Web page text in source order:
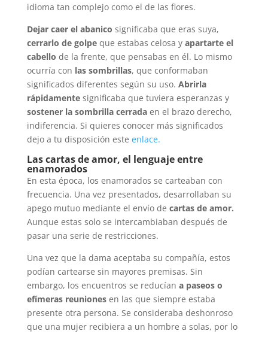
idioma tan complejo como el de las flores.
Dejar caer el abanico significaba que eras suya,
cerrarlo de golpeque estabas celosa y apartarte el
cabello de la frente, que pensabas en él. Lo mismo
ocurría con las sombrillas, que conformaban
significados diferentes según su uso. Abrirla
rápidamentesignificaba que tuviera esperanzas y
sostener la sombrilla cerradaen el brazo derecho,
indiferencia. Si quieres conocer más significados
dejo a tu disposición este enlace.
Las cartas de amor, el lenguaje entre
enamorados
En esta época, los enamorados se carteaban con
frecuencia. Una vez presentados, desarrollaban su
apego mutuo mediante el envío de cartas de amor.
Aunque estas solo se intercambiaban después de
pasar una serie de restricciones.
Una vez que la dama aceptaba su compañía, estos
podían cartearse sin mayores premisas. Sin
embargo, los encuentros se reducían a paseos o
efímeras reunionesen las que siempre estaba
presente otra persona. Se consideraba deshonroso
que una mujer recibiera a un hombre a solas, por lo